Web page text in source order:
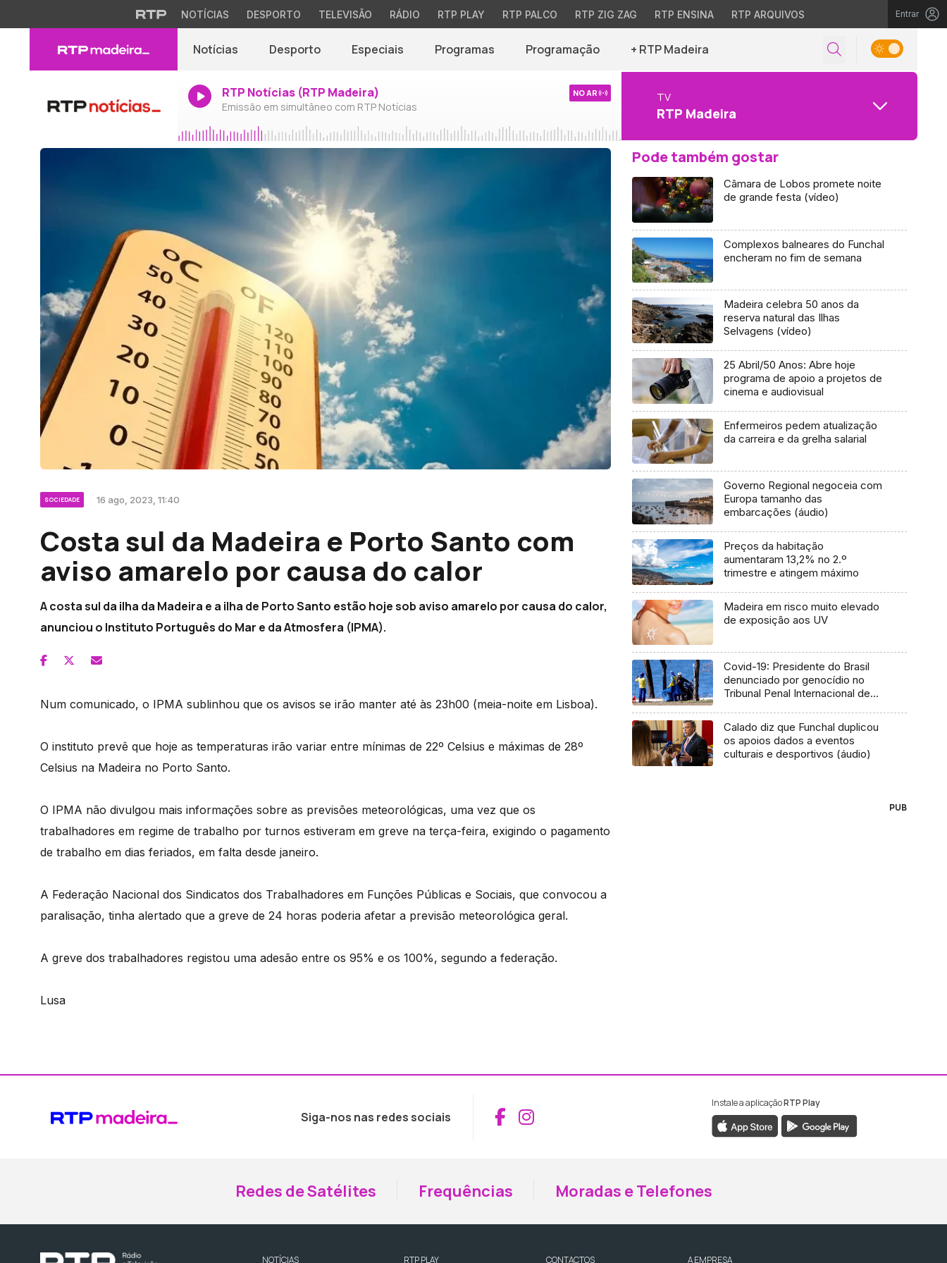
NOTÍCIAS DESPORTO TELEVISÃO RÁDIO RTP PLAY RTP PALCO RTP ZIG ZAG RTP ENSINA RTP ARQUIVOS Entrar
Notícias Desporto Especiais Programas Programação + RTP Madeira
RTP Notícias (RTP Madeira)
Emissão em simultâneo com RTP Notícias
NO AR TV
RTP Madeira
SOCIEDADE 16 ago, 2023, 11:40
Costa sul da Madeira e Porto Santo com
aviso amarelo por causa do calor
A costa sul da ilha da Madeira e a ilha de Porto Santo estão hoje sob aviso amarelo por causa do calor,
anunciou o Instituto Português do Mar e da Atmosfera (IPMA).
Num comunicado, o IPMA sublinhou que os avisos se irão manter até às 23h00 (meia-noite em Lisboa).
O instituto prevê que hoje as temperaturas irão variar entre mínimas de 22º Celsius e máximas de 28º
Celsius na Madeira no Porto Santo.
O IPMA não divulgou mais informações sobre as previsões meteorológicas, uma vez que os
trabalhadores em regime de trabalho por turnos estiveram em greve na terça-feira, exigindo o pagamento
de trabalho em dias feriados, em falta desde janeiro.
A Federação Nacional dos Sindicatos dos Trabalhadores em Funções Públicas e Sociais, que convocou a
paralisação, tinha alertado que a greve de 24 horas poderia afetar a previsão meteorológica geral.
A greve dos trabalhadores registou uma adesão entre os 95% e os 100%, segundo a federação.
Lusa
Pode também gostar
Câmara de Lobos promete noite
de grande festa (vídeo)
Complexos balneares do Funchal
encheram no fim de semana
Madeira celebra 50 anos da
reserva natural das Ilhas
Selvagens (vídeo)
25 Abril/50 Anos: Abre hoje
programa de apoio a projetos de
cinema e audiovisual
Enfermeiros pedem atualização
da carreira e da grelha salarial
Governo Regional negoceia com
Europa tamanho das
embarcações (áudio)
Preços da habitação
aumentaram 13,2% no 2.º
trimestre e atingem máximo
Madeira em risco muito elevado
de exposição aos UV
Covid-19: Presidente do Brasil
denunciado por genocídio no
Tribunal Penal Internacional de
Calado diz que Funchal duplicou
os apoios dados a eventos
culturais e desportivos (áudio)
PUB
Siga-nos nas redes sociais Aceder ao Facebook da RTP Madeira
Aceder ao Instagram da RTP Madeira
Instale a aplicaçãoRTP Play
Redes de Satélites Frequências Moradas e Telefones
NOTÍCIAS RTP PLAY CONTACTOS A EMPRESA